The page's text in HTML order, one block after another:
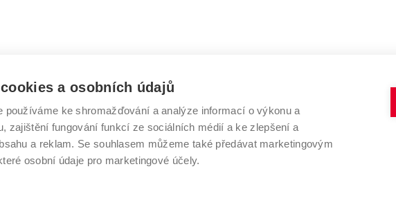
VYSOKÉ UČENÍ TECHNICKÉ V BRNĚ
Antonínská 548/1
602 00 Brno
www.vut.cz
a osobních údajů
používáme ke shromažďování a analýze informací o výkonu a
zajištění fungování funkcí ze sociálních médií a ke zlepšení a
a reklam. Se souhlasem můžeme také předávat marketingovým
osobní údaje pro marketingové účely.